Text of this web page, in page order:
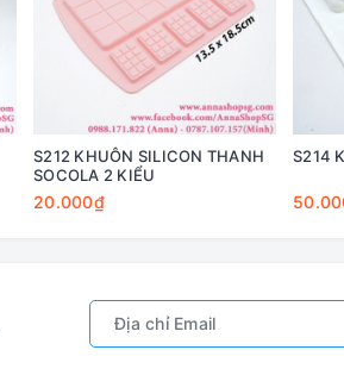
S212 KHUÔN SILICON THANH
SOCOLA 2 KIỂU
20.000₫
S214